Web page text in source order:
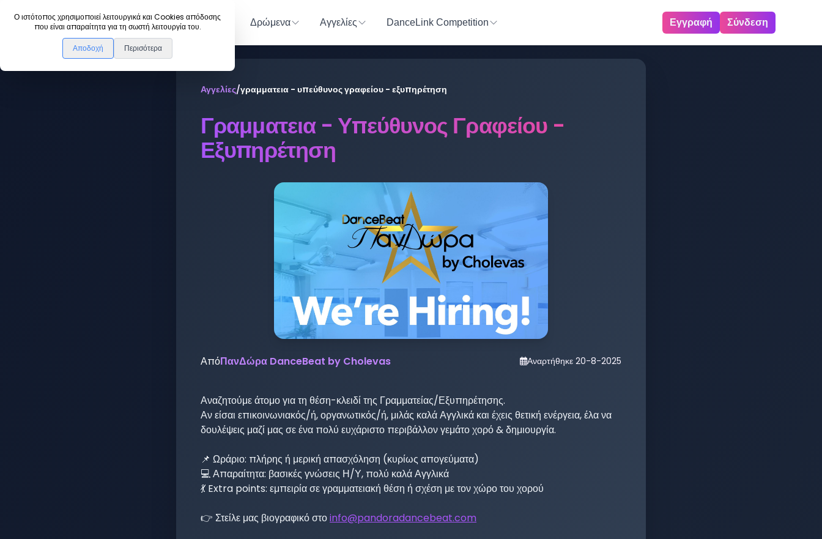
Ο ιστότοπος χρησιμοποιεί λειτουργικά και Cookies απόδοσης
που είναι απαραίτητα για τη σωστή λειτουργία του.
Αποδοχή Περισότερα
DanceLink Μέλη Δρώμενα Αγγελίες DanceLink Competition Εγγραφή Σύνδεση
Αγγελίες/γραμματεια - υπεύθυνος γραφείου - εξυπηρέτηση
Γραμματεια - Υπεύθυνος Γραφείου -
Εξυπηρέτηση
ΑπόΠανΔώρα DanceBeat by Cholevas Αναρτήθηκε 20-8-2025
Αναζητούμε άτομο για τη θέση-κλειδί της Γραμματείας/Εξυπηρέτησης.
Αν είσαι επικοινωνιακός/ή, οργανωτικός/ή, μιλάς καλά Αγγλικά και έχεις θετική ενέργεια, έλα να
δουλέψεις μαζί μας σε ένα πολύ ευχάριστο περιβάλλον γεμάτο χορό & δημιουργία.
📌 Ωράριο: πλήρης ή μερική απασχόληση (κυρίως απογεύματα)
💻 Απαραίτητα: βασικές γνώσεις Η/Υ, πολύ καλά Αγγλικά
💃 Extra points: εμπειρία σε γραμματειακή θέση ή σχέση με τον χώρο του χορού
👉 Στείλε μας βιογραφικό στο info@pandoradancebeat.com